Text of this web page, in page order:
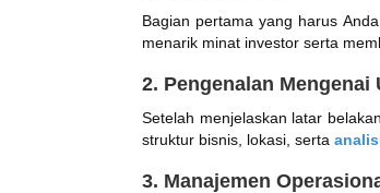
Bagian pertama yang harus
menarik minat investor serta
2. Pengenalan Mengenai
Setelah menjelaskan latar
struktur bisnis, lokasi, serta
3. Manajemen